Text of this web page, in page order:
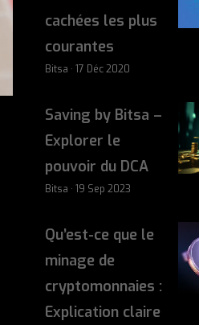
cachées les plus
courantes
Bitsa · 17 Déc 2020
Saving by Bitsa –
Explorer le
pouvoir du DCA
Bitsa · 19 Sep 2023
Qu’est-ce que le
minage de
cryptomonnaies :
Explication claire